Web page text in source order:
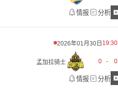
情报 分析
2026年01月30日 19:30
孟加拉骑士 0 - 0
情报 分析